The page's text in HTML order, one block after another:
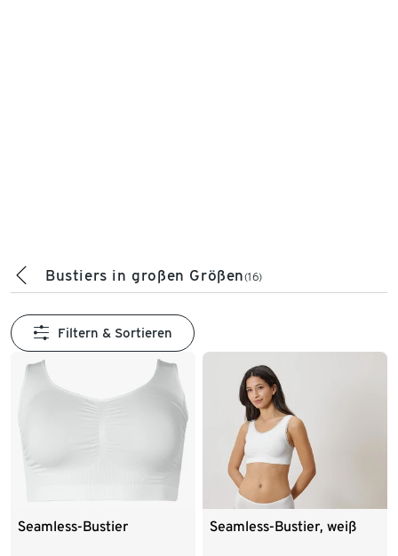
Bustiers in großen Größen(16)
Filtern & Sortieren
Seamless-Bustier Seamless-Bustier, weiß